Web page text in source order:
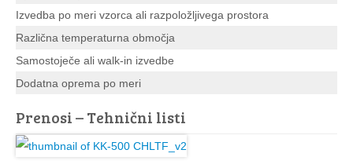
Izvedba po meri vzorca ali razpoložljivega prostora
Različna temperaturna območja
Samostoječe ali walk-in izvedbe
Dodatna oprema po meri
Prenosi – Tehnični listi